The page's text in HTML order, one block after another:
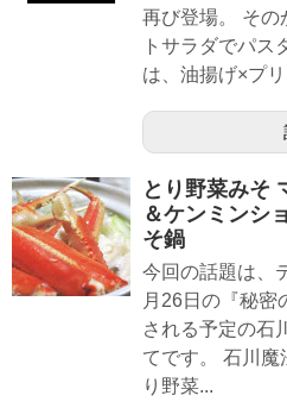
再び登場。 その
トサラダでパス
は、油揚げ×プ
とり野菜みそ
＆ケンミンシ
そ鍋
今回の話題は、
月26日の『秘密
される予定の石
てです。 石川魔
り野菜...